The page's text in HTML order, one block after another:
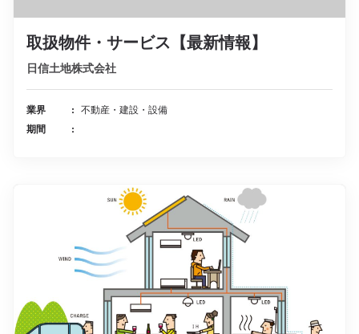
取扱物件・サービス【最新情報】
日信土地株式会社
業界 不動産・建設・設備
期間